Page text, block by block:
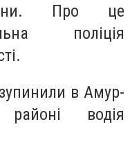
Про це
поліція
в Амур-
районі водія